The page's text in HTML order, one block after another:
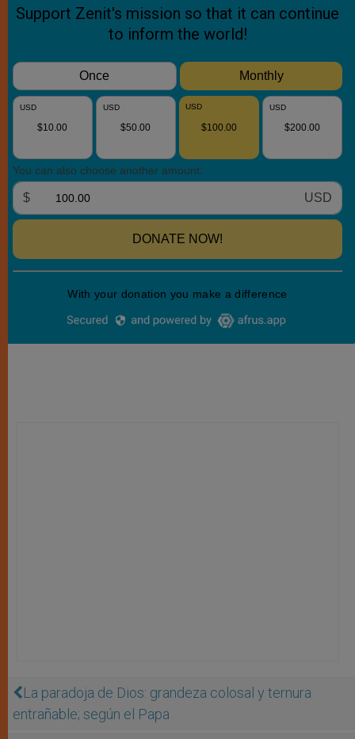
La paradoja de Dios: grandeza colosal y ternura
entrañable; según el Papa